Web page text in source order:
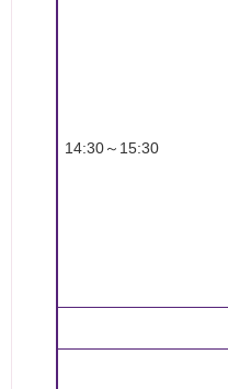
14:30～15:30